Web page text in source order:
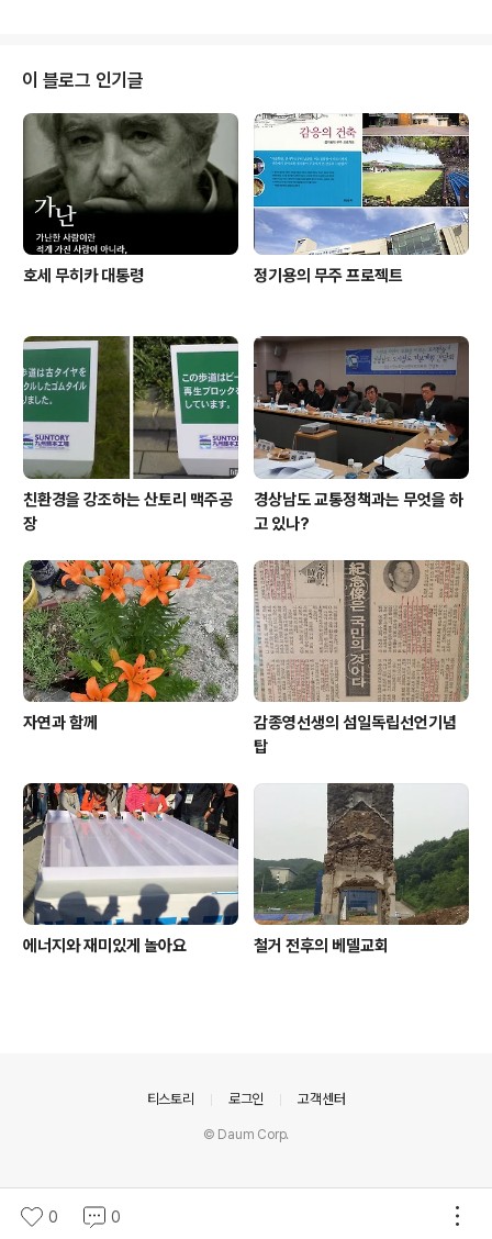
이 블로그 인기글
호세 무히카 대통령 정기용의 무주 프로젝트
친환경을 강조하는 산토리 맥주공
장
경상남도 교통정책과는 무엇을 하
고 있나?
자연과 함께
감종영선생의 섬일독립선언기념
탑
에너지와 재미있게 놀아요 철거 전후의 베델교회
0 0
티스토리 로그인 고객센터
© Daum Corp.